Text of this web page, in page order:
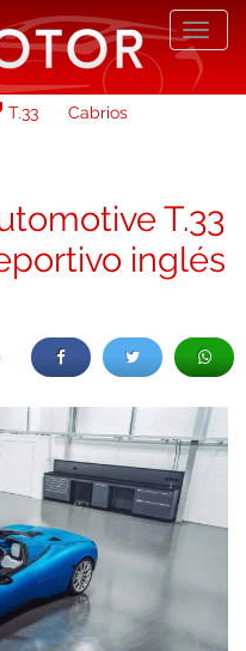
T.33 Cabrios
T.33
inglés